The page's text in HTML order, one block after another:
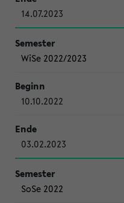
14.07.2023
WiSe 2022/2023
10.10.2022
03.02.2023
SoSe 2022